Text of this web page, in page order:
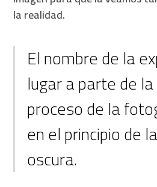
la realidad.
El nombre de la
lugar a parte de
proceso de la
en el principio de
oscura.